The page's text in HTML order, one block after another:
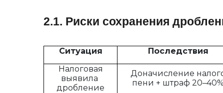
2.1. Риски сохранения
Ситуация Последствия
Налоговая
выявила
дробление
Доначисление
пени + штраф 20–40%